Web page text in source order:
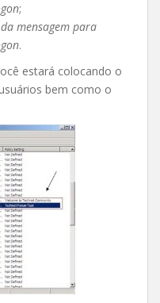
;
mensagem para
.
estará colocando o
bem como o